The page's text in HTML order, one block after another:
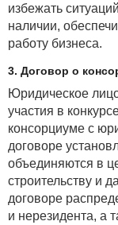
отражать как
субсчета 76-
и личному
списанием
отражать
10 «Прочие
в том
произведены,
договора
Какой бы порядок
избежать
наличии,
работу бизнеса.
3. Договор о
Юридическое
участия в
консорциуме с
договоре
объединяются в
строительству и
договоре
и нерезидента, а